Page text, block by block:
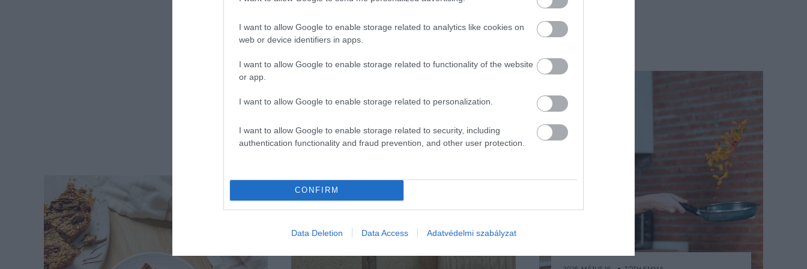
I want to allow Google to enable storage related to analytics like cookies on
web or device identifiers in apps.
I want to allow Google to enable storage related to functionality of the website
or app.
I want to allow Google to enable storage related to personalization.
I want to allow Google to enable storage related to security, including
authentication functionality and fraud prevention, and other user protection.
CONFIRM
Data Deletion Data Access Adatvédelmi szabályzat